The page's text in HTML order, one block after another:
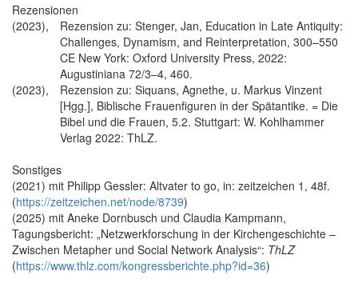
Rezensionen
(2023),
Rezension zu: Stenger, Jan, Education in Late Antiquity:
Challenges, Dynamism, and Reinterpretation, 300–550
CE New York: Oxford University Press, 2022:
Augustiniana 72/3–4, 460.
(2023),
Rezension zu: Siquans, Agnethe, u. Markus Vinzent
[Hgg.], Biblische Frauenfiguren in der Spätantike. = Die
Bibel und die Frauen, 5.2. Stuttgart: W. Kohlhammer
Verlag 2022: ThLZ.
Sonstiges
(2021) mit Philipp Gessler: Altvater to go, in: zeitzeichen 1, 48f.
(https://zeitzeichen.net/node/8739)
(2025) mit Aneke Dornbusch und Claudia Kampmann,
Tagungsbericht: „Netzwerkforschung in der Kirchengeschichte –
Zwischen Metapher und Social Network Analysis“: ThLZ
(https://www.thlz.com/kongressberichte.php?id=36)